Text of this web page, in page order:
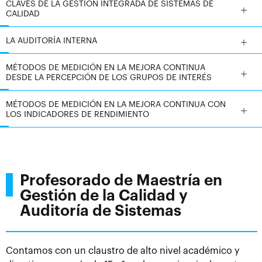
debates para charlar con el resto de alumnos del
máster. Así cómo un curso de idiomas gratuito,
acceso a ofertas de empleo y nuestro programa de
prácticas profesionales en empresa para nuestros
alumnos.
Sistemas, está desarrollado en su totalidad buscando
proponen una serie de actividades académicas y
ejercicios prácticos, que permiten que los alumnos
vayan aprendiendo, conociendo e interiorizando esos
CLAVES DE LA GESTIÓN INTEGRADA DE SISTEMAS DE
CALIDAD
LA AUDITORÍA INTERNA
MÉTODOS DE MEDICIÓN EN LA MEJORA CONTINUA
DESDE LA PERCEPCIÓN DE LOS GRUPOS DE INTERÉS
MÉTODOS DE MEDICIÓN EN LA MEJORA CONTINUA CON
LOS INDICADORES DE RENDIMIENTO
Profesorado de Maestría en
Gestión de la Calidad y
Auditoría de Sistemas
Contamos con un claustro de alto nivel académico y